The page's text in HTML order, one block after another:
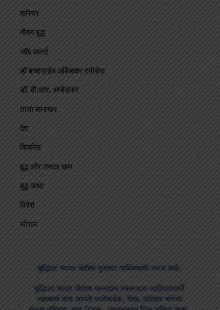
करियर
गौतम बुद्ध
जॉब अलर्ट
डॉ बाबासाहेब आंबेडकर स्पीचेस
डॉ. बी.आर. अम्बेडकर
ताजा समाचार
देश
बिजनेस
बुद्ध और उनका धम्म
बुद्ध कथा
विदेश
सोशल